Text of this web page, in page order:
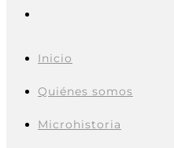
Inicio
Quiénes somos
Microhistoria